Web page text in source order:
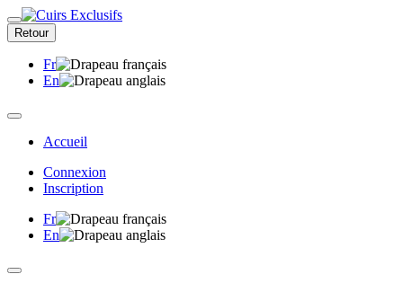
Retour
Fr
En
Accueil
Connexion
Inscription
Fr
En